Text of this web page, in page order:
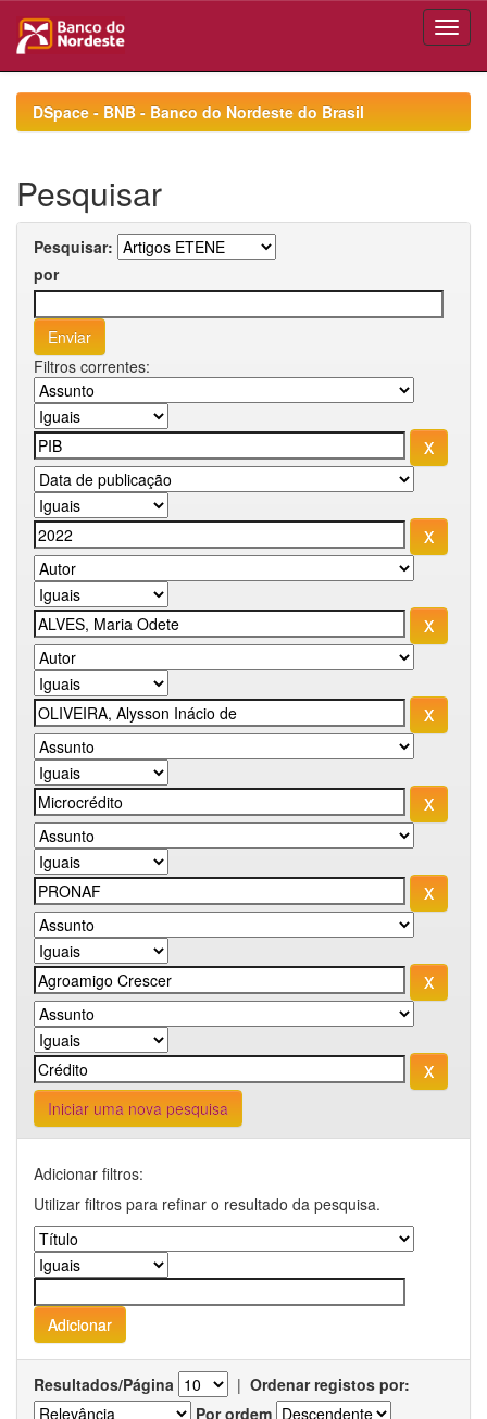
navigationDSpace - BNB - Banco do Nordeste do Brasil
Pesquisar
Pesquisar:
por
Filtros correntes:
Iniciar uma nova pesquisa
Adicionar filtros:
Utilizar filtros para refinar o resultado da pesquisa.
Resultados/Página | Ordenar registos por:
Por ordem